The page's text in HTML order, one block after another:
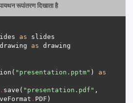
रूपांतरण दिखाता है
as
as
"presentation.pptm" ) as
. save( "presentation.pdf" ,
.